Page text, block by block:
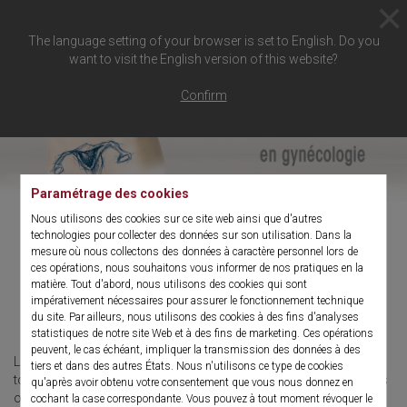
Paramétrage des cookies
Nous utilisons des cookies sur ce site web ainsi que d'autres
technologies pour collecter des données sur son utilisation. Dans la
mesure où nous collectons des données à caractère personnel lors de
ces opérations, nous souhaitons vous informer de nos pratiques en la
matière. Tout d'abord, nous utilisons des cookies qui sont
impérativement nécessaires pour assurer le fonctionnement technique
du site. Par ailleurs, nous utilisons des cookies à des fins d'analyses
statistiques de notre site Web et à des fins de marketing. Ces opérations
peuvent, le cas échéant, impliquer la transmission des données à des
tiers et dans des autres États. Nous n'utilisons ce type de cookies
qu'après avoir obtenu votre consentement que vous nous donnez en
cochant la case correspondante. Vous pouvez à tout moment révoquer le
The language setting of your browser is set to English. Do you
want to visit the English version of this website?
Confirm
Techniques opératoires en
gynécologie
L'hystéroscopie diagnostique permet de déceler aisément et en
toute sécurité les pathologies intra-utérines ; les polypes, myomes
ou hyperménorrhées, par exemple, peuvent être traités par